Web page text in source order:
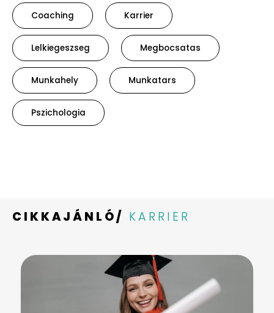
Coaching Karrier
Lelkiegeszseg Megbocsatas
Munkahely Munkatars
Pszichologia
CIKKAJÁNLÓ/ KARRIER